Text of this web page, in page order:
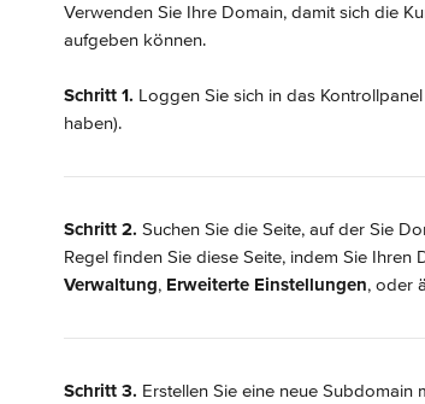
Verwenden Sie Ihre Domain, damit sich die
aufgeben können.
Schritt 1. Loggen Sie sich in das
haben).
Schritt 2. Suchen Sie die Seite, auf der Sie
Regel finden Sie diese Seite, indem Sie
Verwaltung, Erweiterte Einstellungen, oder
Schritt 3. Erstellen Sie eine neue